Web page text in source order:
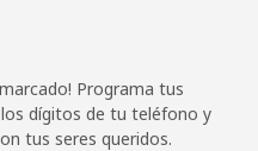
Programa tus
dígitos de tu teléfono y
tus seres queridos.